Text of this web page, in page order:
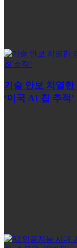
기술 안보 치열한
‘미국 AI 칩 추적’